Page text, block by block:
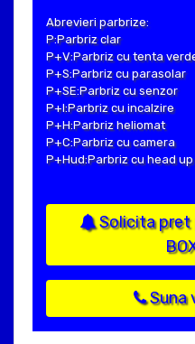
Abrevieri parbrize:
P:Parbriz clar
P+V:Parbriz cu tenta
P+S:Parbriz cu parasolar
P+SE:Parbriz cu senzor
P+I:Parbriz cu incalzire
P+H:Parbriz heliomat
P+C:Parbriz cu camera
P+Hud:Parbriz cu head
Solicita pret
Suna